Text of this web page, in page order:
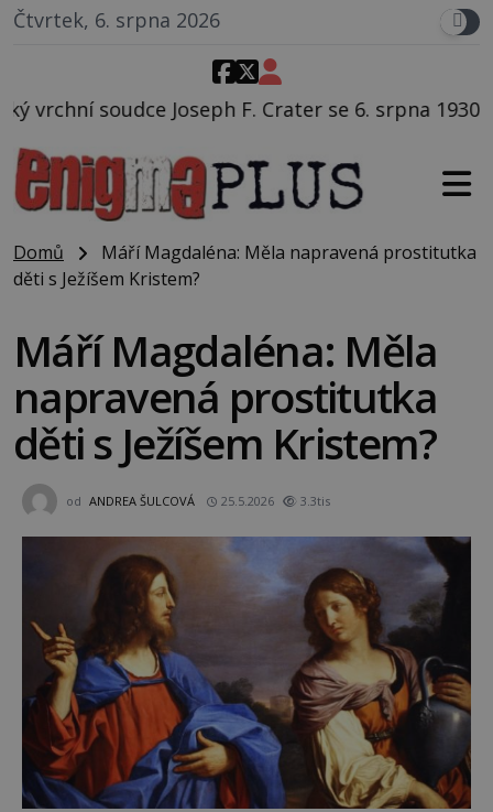
Čtvrtek, 6. srpna 2026
F. Crater se 6. srpna 1930 navečeří ve své
Domů
Máří Magdaléna: Měla napravená prostitutka
děti s Ježíšem Kristem?
Máří Magdaléna: Měla
napravená prostitutka
děti s Ježíšem Kristem?
od ANDREA ŠULCOVÁ 25.5.2026 3.3tis